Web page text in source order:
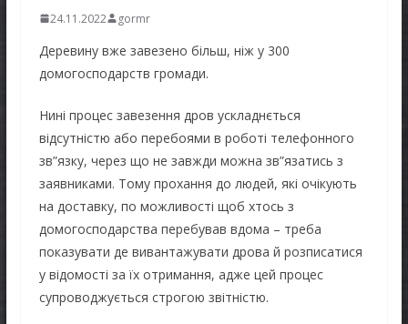
24.11.2022 gormr
Деревину вже завезено більш, ніж у 300
домогосподарств громади.
Нині процес завезення дров ускладнється
відсутністю або перебоями в роботі телефонного
зв”язку, через що не завжди можна зв”язатись з
заявниками. Тому прохання до людей, які очікують
на доставку, по можливості щоб хтось з
домогосподарства перебував вдома – треба
показувати де вивантажувати дрова й розписатися
у відомості за їх отримання, адже цей процес
супроводжується строгою звітністю.